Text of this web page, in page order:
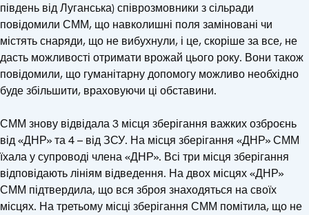
південь від Луганська) співрозмовники з сільради
повідомили СММ, що навколишні поля заміновані чи
містять снаряди, що не вибухнули, і це, скоріше за все, не
дасть можливості отримати врожай цього року. Вони також
повідомили, що гуманітарну допомогу можливо необхідно
буде збільшити, враховуючи ці обставини.
СММ знову відвідала 3 місця зберігання важких озброєнь
від «ДНР» та 4 – від ЗСУ. На місця зберігання «ДНР» СММ
їхала у супроводі члена «ДНР». Всі три місця зберігання
відповідають лініям відведення. На двох місцях «ДНР»
СММ підтвердила, що вся зброя знаходяться на своїх
місцях. На третьому місці зберігання СММ помітила, що не